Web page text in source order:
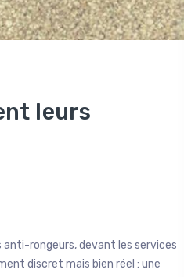
leurs
anti-rongeurs, devant les services
discret mais bien réel : une